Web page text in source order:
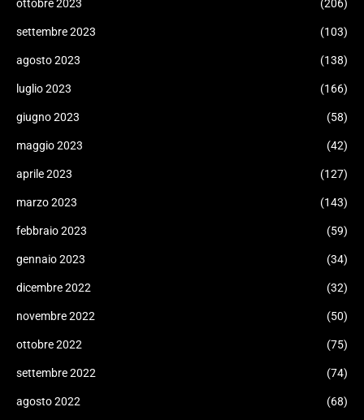
ottobre 2023 (206)
settembre 2023 (103)
agosto 2023 (138)
luglio 2023 (166)
giugno 2023 (58)
maggio 2023 (42)
aprile 2023 (127)
marzo 2023 (143)
febbraio 2023 (59)
gennaio 2023 (34)
dicembre 2022 (32)
novembre 2022 (50)
ottobre 2022 (75)
settembre 2022 (74)
agosto 2022 (68)